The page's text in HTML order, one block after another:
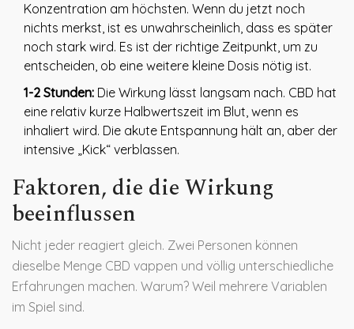
Konzentration am höchsten. Wenn du jetzt noch
nichts merkst, ist es unwahrscheinlich, dass es später
noch stark wird. Es ist der richtige Zeitpunkt, um zu
entscheiden, ob eine weitere kleine Dosis nötig ist.
1-2 Stunden: Die Wirkung lässt langsam nach. CBD hat
eine relativ kurze Halbwertszeit im Blut, wenn es
inhaliert wird. Die akute Entspannung hält an, aber der
intensive „Kick“ verblassen.
Faktoren, die die Wirkung
beeinflussen
Nicht jeder reagiert gleich. Zwei Personen können
dieselbe Menge CBD vappen und völlig unterschiedliche
Erfahrungen machen. Warum? Weil mehrere Variablen
im Spiel sind.